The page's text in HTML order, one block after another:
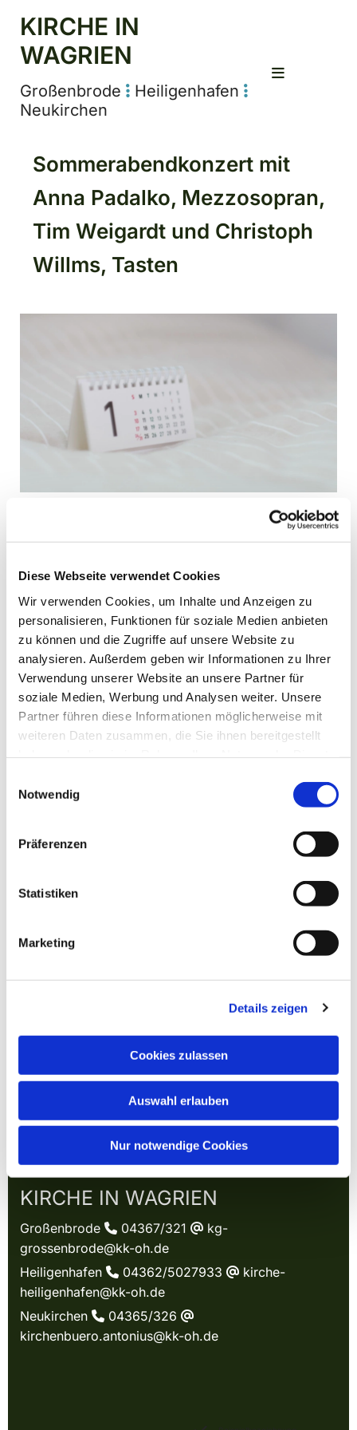
Diese Webseite verwendet Cookies
Wir verwenden Cookies, um Inhalte und Anzeigen zu
personalisieren, Funktionen für soziale Medien anbieten
zu können und die Zugriffe auf unsere Website zu
analysieren. Außerdem geben wir Informationen zu Ihrer
Verwendung unserer Website an unsere Partner für
soziale Medien, Werbung und Analysen weiter. Unsere
Partner führen diese Informationen möglicherweise mit
weiteren Daten zusammen, die Sie ihnen bereitgestellt
Notwendig
Präferenzen
Statistiken
Marketing
Details zeigen
Cookies zulassen
Auswahl erlauben
Nur notwendige Cookies
KIRCHE IN
WAGRIEN
Großenbrode  Heiligenhafen 
Neukirchen
Sommerabendkonzert mit
Anna Padalko, Mezzosopran,
Tim Weigardt und Christoph
Willms, Tasten
Donnerstag, 27. August 2026,
20:00 Uhr
Stadtkirche Heiligenhafen,
Kirchenstraße 5, 23774
Heiligenhafen
Eintritt frei, Spende erbeten
KIRCHE IN WAGRIEN
Großenbrode  04367/321 @ kg-
grossenbrode@kk-oh.de
Heiligenhafen  04362/5027933 @ kirche-
heiligenhafen@kk-oh.de
Neukirchen  04365/326 @
kirchenbuero.antonius@kk-oh.de